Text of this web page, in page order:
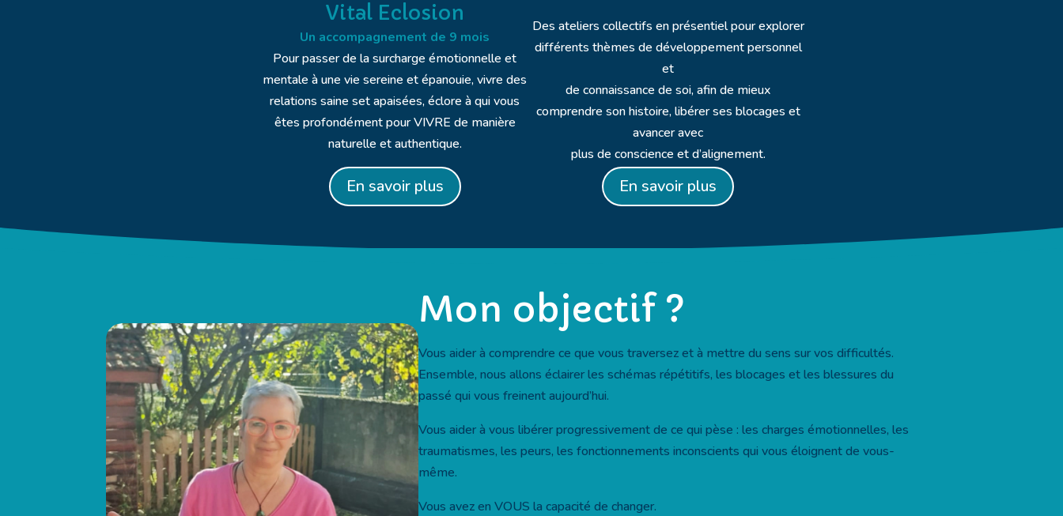
Vital Eclosion
Un accompagnement de 9 mois
Pour passer de la surcharge émotionnelle et
mentale à une vie sereine et épanouie, vivre des
relations saine set apaisées, éclore à qui vous
êtes profondément pour VIVRE de manière
naturelle et authentique.
En savoir plus
Des ateliers collectifs en présentiel pour explorer
différents thèmes de développement personnel
et
de connaissance de soi, afin de mieux
comprendre son histoire, libérer ses blocages et
avancer avec
plus de conscience et d’alignement.
En savoir plus
Mon objectif ?
Vous aider à comprendre ce que vous traversez et à mettre du sens sur vos difficultés.
Ensemble, nous allons éclairer les schémas répétitifs, les blocages et les blessures du
passé qui vous freinent aujourd’hui.
Vous aider à vous libérer progressivement de ce qui pèse : les charges émotionnelles, les
traumatismes, les peurs, les fonctionnements inconscients qui vous éloignent de vous-
même.
Vous avez en VOUS la capacité de changer.